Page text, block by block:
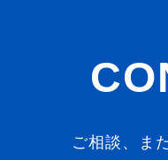
ご相談、ま